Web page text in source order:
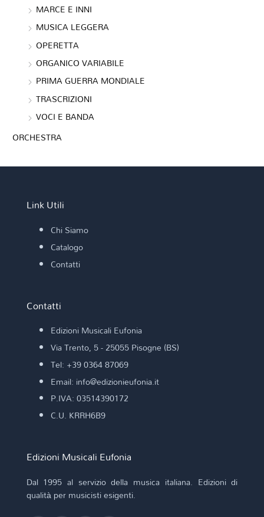
MARCE E INNI
MUSICA LEGGERA
OPERETTA
ORGANICO VARIABILE
PRIMA GUERRA MONDIALE
TRASCRIZIONI
VOCI E BANDA
ORCHESTRA
Link Utili
Chi Siamo
Catalogo
Contatti
Contatti
Edizioni Musicali Eufonia
Via Trento, 5 - 25055 Pisogne (BS)
Tel: +39 0364 87069
Email: info@edizionieufonia.it
P.IVA: 03514390172
C.U. KRRH6B9
Edizioni Musicali Eufonia
Dal 1995 al servizio della musica italiana. Edizioni di
qualità per musicisti esigenti.